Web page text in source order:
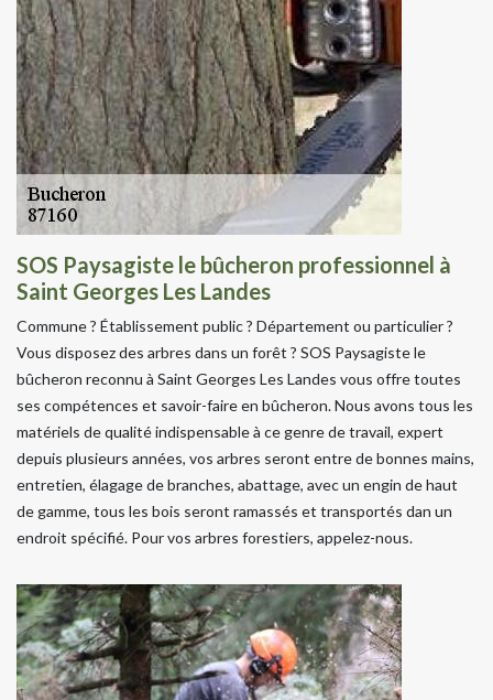
SOS Paysagiste le bûcheron professionnel à
Saint Georges Les Landes
Commune ? Établissement public ? Département ou particulier ?
Vous disposez des arbres dans un forêt ? SOS Paysagiste le
bûcheron reconnu à Saint Georges Les Landes vous offre toutes
ses compétences et savoir-faire en bûcheron. Nous avons tous les
matériels de qualité indispensable à ce genre de travail, expert
depuis plusieurs années, vos arbres seront entre de bonnes mains,
entretien, élagage de branches, abattage, avec un engin de haut
de gamme, tous les bois seront ramassés et transportés dan un
endroit spécifié. Pour vos arbres forestiers, appelez-nous.